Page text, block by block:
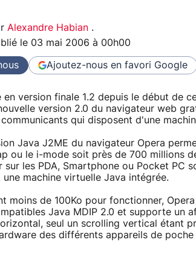
Alexandre Habian .
le 03 mai 2006 à 00h00
Ajoutez-nous en favori Google
en version finale 1.2 depuis le début de
version 2.0 du navigateur web
qui disposent d'une
Java J2ME du navigateur Opera
ou le i-mode soit près de 700 millions
sur les PDA, Smartphone ou Pocket PC
une machine virtuelle Java intégrée.
moins de 100Ko pour fonctionner,
Java MDIP 2.0 et supporte un
seul un scrolling vertical étant
des différents appareils de